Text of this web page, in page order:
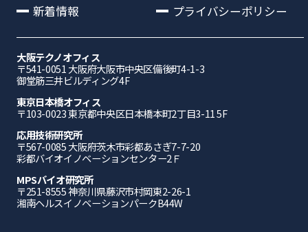
新着情報
プライバシーポリシー
大阪テクノオフィス
〒541-0051 ⼤阪府⼤阪市中央区備後町4-1-3
御堂筋三井ビルディング4F
東京日本橋オフィス
〒103-0023 東京都中央区日本橋本町2丁目3-11 5F
応⽤技術研究所
〒567-0085 ⼤阪府茨⽊市彩都あさぎ7-7-20
彩都バイオイノベーションセンター2Ｆ
MPSバイオ研究所
〒251-8555 神奈川県藤沢市村岡東2-26-1
湘南ヘルスイノベーションパークB44W